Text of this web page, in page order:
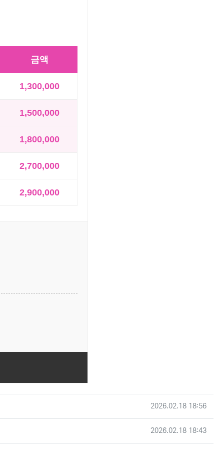
금액
1,300,000
1,500,000
1,800,000
2,700,000
2,900,000
작성일
2026.02.18 18:56
작성일
2026.02.18 18:43